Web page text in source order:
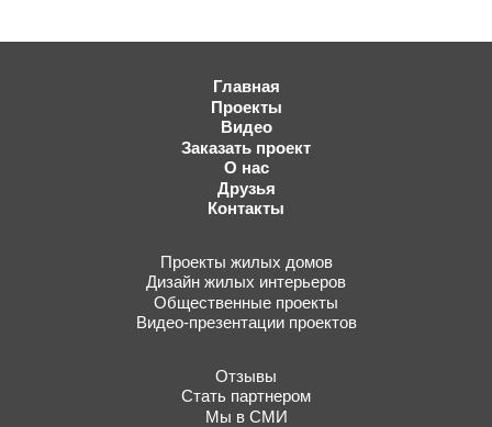
Главная
Проекты
Видео
Заказать проект
О нас
Друзья
Контакты
Проекты жилых домов
Дизайн жилых интерьеров
Общественные проекты
Видео-презентации проектов
Отзывы
Стать партнером
Мы в СМИ